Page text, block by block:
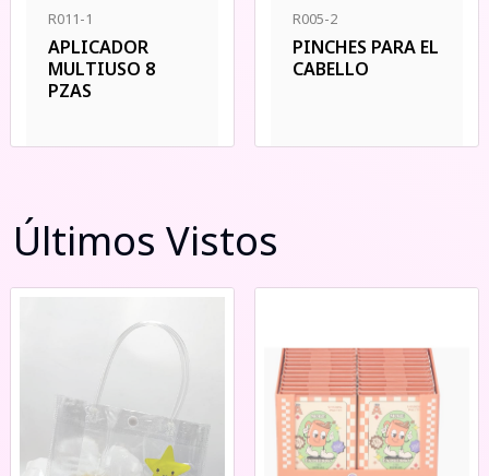
R011-1
APLICADOR
MULTIUSO 8
PZAS
R005-2
PINCHES PARA EL
CABELLO
Últimos Vistos